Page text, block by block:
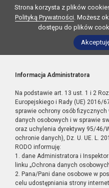
Strona korzysta z plików
Polityką Prywatności. Możesz
dostępu do plików
Informacja Administratora
Na podstawie art. 13 ust. 1 i 2
Europejskiego i Rady (UE) 2016/
sprawie ochrony osób
danych osobowych i w sprawie
oraz uchylenia dyrektywy 95/46/
ochronie danych), Dz. U. UE. L.
RODO informuję:
1. dane Administratora i
linku „Ochrona danych
2. Pana/Pani dane osobowe w
celu udostępniania strony